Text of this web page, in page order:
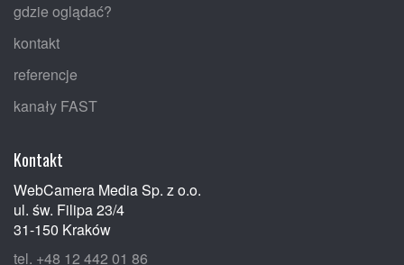
gdzie oglądać?
kontakt
referencje
kanały FAST
Kontakt
WebCamera Media Sp. z o.o.
ul. św. Filipa 23/4
31-150 Kraków
tel. +48 12 442 01 86